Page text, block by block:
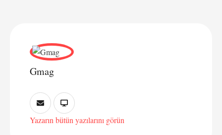
Gmag
Yazarın bütün yazılarını görün